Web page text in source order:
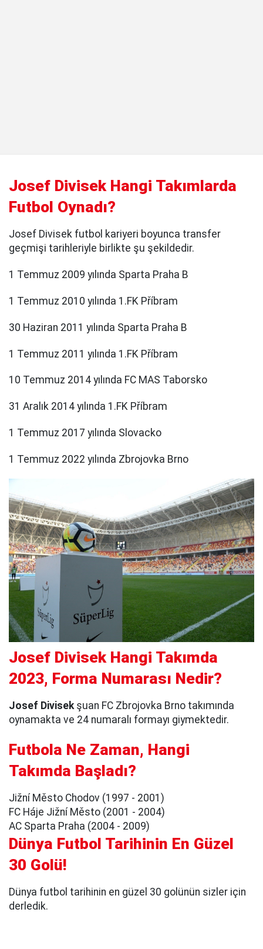
Josef Divisek Hangi Takımlarda
Futbol Oynadı?
Josef Divisek futbol kariyeri boyunca transfer
geçmişi tarihleriyle birlikte şu şekildedir.
1 Temmuz 2009 yılında Sparta Praha B
1 Temmuz 2010 yılında 1.FK Příbram
30 Haziran 2011 yılında Sparta Praha B
1 Temmuz 2011 yılında 1.FK Příbram
10 Temmuz 2014 yılında FC MAS Taborsko
31 Aralık 2014 yılında 1.FK Příbram
1 Temmuz 2017 yılında Slovacko
1 Temmuz 2022 yılında Zbrojovka Brno
Josef Divisek Hangi Takımda
2023, Forma Numarası Nedir?
Josef Divisek şuan FC Zbrojovka Brno takımında
oynamakta ve 24 numaralı formayı giymektedir.
Futbola Ne Zaman, Hangi
Takımda Başladı?
Jižní Město Chodov (1997 - 2001)
FC Háje Jižní Město (2001 - 2004)
AC Sparta Praha (2004 - 2009)
Dünya Futbol Tarihinin En Güzel
30 Golü!
Dünya futbol tarihinin en güzel 30 golünün sizler için
derledik.